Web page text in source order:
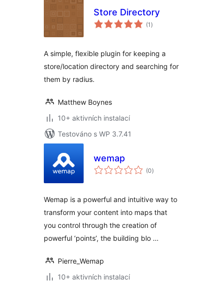
Store Directory
(1 celkové
hodnocení
)
A simple, flexible plugin for keeping a
store/location directory and searching for
them by radius.
Matthew Boynes
10+ aktivních instalací
Testováno s WP 3.7.41
wemap
(0celkové
hodnocení
)
Wemap is a powerful and intuitive way to
transform your content into maps that
you control through the creation of
powerful ‘points’, the building blo …
Pierre_Wemap
10+ aktivních instalací